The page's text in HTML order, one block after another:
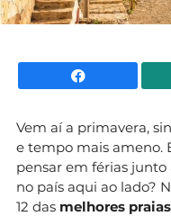
Vem aí a primavera,
e tempo mais ameno.
pensar em férias junto
no país aqui ao lado?
12 das melhores